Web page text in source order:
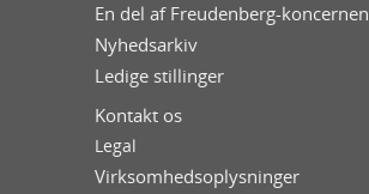
En del af Freudenberg-koncernen
Nyhedsarkiv
Ledige stillinger
Kontakt os
Legal
Virksomhedsoplysninger